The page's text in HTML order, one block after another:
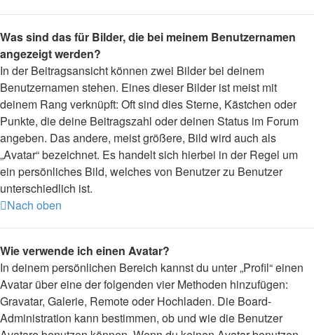
Was sind das für Bilder, die bei meinem Benutzernamen
angezeigt werden?
In der Beitragsansicht können zwei Bilder bei deinem
Benutzernamen stehen. Eines dieser Bilder ist meist mit
deinem Rang verknüpft: Oft sind dies Sterne, Kästchen oder
Punkte, die deine Beitragszahl oder deinen Status im Forum
angeben. Das andere, meist größere, Bild wird auch als
„Avatar“ bezeichnet. Es handelt sich hierbei in der Regel um
ein persönliches Bild, welches von Benutzer zu Benutzer
unterschiedlich ist.
Nach oben
Wie verwende ich einen Avatar?
In deinem persönlichen Bereich kannst du unter „Profil“ einen
Avatar über eine der folgenden vier Methoden hinzufügen:
Gravatar, Galerie, Remote oder Hochladen. Die Board-
Administration kann bestimmen, ob und wie die Benutzer